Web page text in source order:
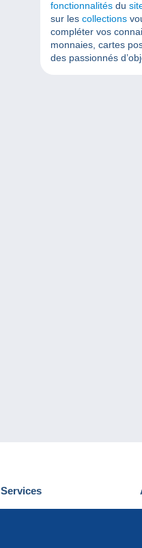
fonctionnalités du
sur les collections
compléter vos
monnaies, cartes
des passionnés
Services
Découvrir Delcampe